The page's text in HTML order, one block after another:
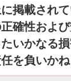
掲載され
確性およ
いかなる
を負いかね